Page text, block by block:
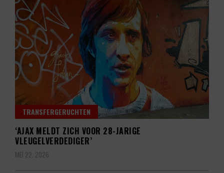
TRANSFERGERUCHTEN
‘AJAX MELDT ZICH VOOR 28-JARIGE
VLEUGELVERDEDIGER’
MEI 22, 2026